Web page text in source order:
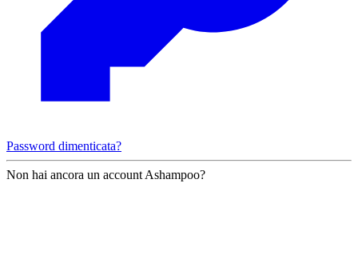
Password dimenticata?
Non hai ancora un account Ashampoo?